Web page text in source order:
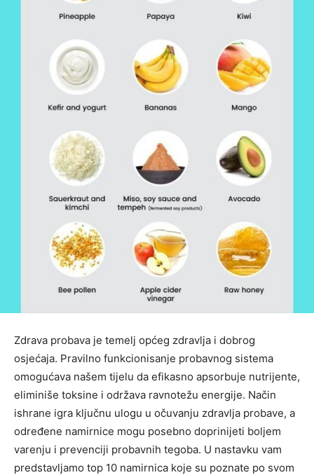
Zdrava probava je temelj općeg zdravlja i dobrog
osjećaja. Pravilno funkcionisanje probavnog sistema
omogućava našem tijelu da efikasno apsorbuje nutrijente,
eliminiše toksine i održava ravnotežu energije. Način
ishrane igra ključnu ulogu u očuvanju zdravlja probave, a
određene namirnice mogu posebno doprinijeti boljem
varenju i prevenciji probavnih tegoba. U nastavku vam
predstavljamo top 10 namirnica koje su poznate po svom